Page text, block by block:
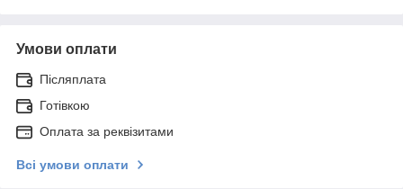
Умови оплати
Післяплата
Готівкою
Оплата за реквізитами
Всі умови оплати